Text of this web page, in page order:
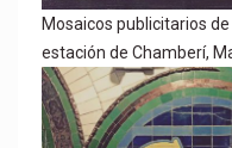
Mosaicos publicitarios
estación de Chamberí,